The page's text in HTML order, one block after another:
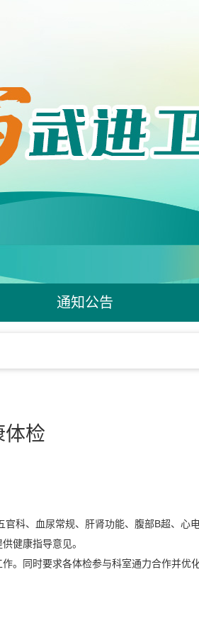
通知公告
体检
科、血尿常规、肝肾功能、腹部B超、心
健康指导意见。
。同时要求各体检参与科室通力合作并优